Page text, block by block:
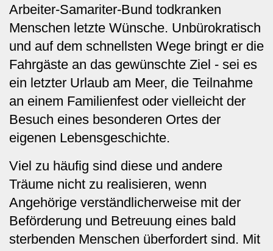
Arbeiter-Samariter-Bund todkranken
Menschen letzte Wünsche. Unbürokratisch
und auf dem schnellsten Wege bringt er die
Fahrgäste an das gewünschte Ziel - sei es
ein letzter Urlaub am Meer, die Teilnahme
an einem Familienfest oder vielleicht der
Besuch eines besonderen Ortes der
eigenen Lebensgeschichte.
Viel zu häufig sind diese und andere
Träume nicht zu realisieren, wenn
Angehörige verständlicherweise mit der
Beförderung und Betreuung eines bald
sterbenden Menschen überfordert sind. Mit